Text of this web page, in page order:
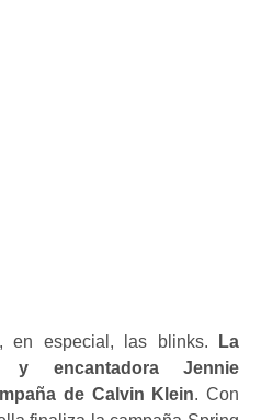
en especial, las blinks.
La
y encantadora Jennie
de Calvin Klein. Con